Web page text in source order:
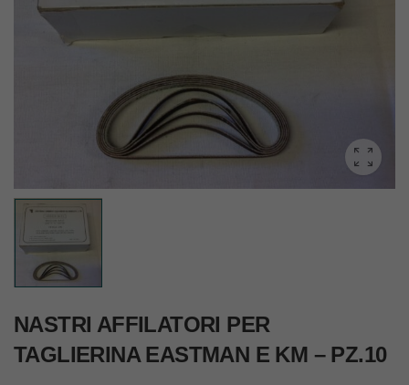
NASTRI AFFILATORI PER
TAGLIERINA EASTMAN E KM – PZ.10